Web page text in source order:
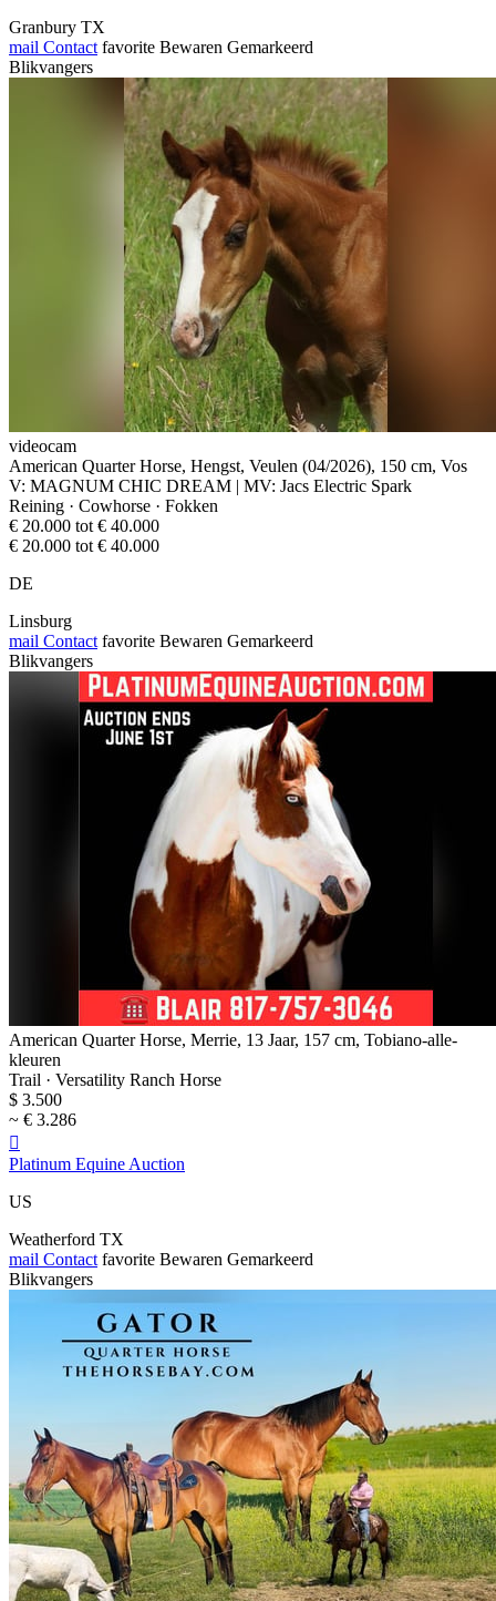
Granbury TX
mail Contact favorite Bewaren Gemarkeerd
Blikvangers
videocam
American Quarter Horse, Hengst, Veulen (04/2026), 150 cm, Vos
V: MAGNUM CHIC DREAM | MV: Jacs Electric Spark
Reining · Cowhorse · Fokken
€ 20.000 tot € 40.000
€ 20.000 tot € 40.000
DE
Linsburg
mail Contact favorite Bewaren Gemarkeerd
Blikvangers
American Quarter Horse, Merrie, 13 Jaar, 157 cm, Tobiano-alle-
kleuren
Trail · Versatility Ranch Horse
$ 3.500
~ € 3.286

Platinum Equine Auction
US
Weatherford TX
mail Contact favorite Bewaren Gemarkeerd
Blikvangers